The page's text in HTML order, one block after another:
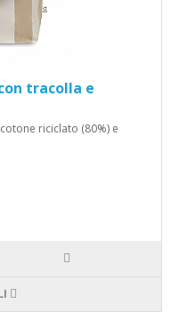
tracolla e
riciclato (80%) e